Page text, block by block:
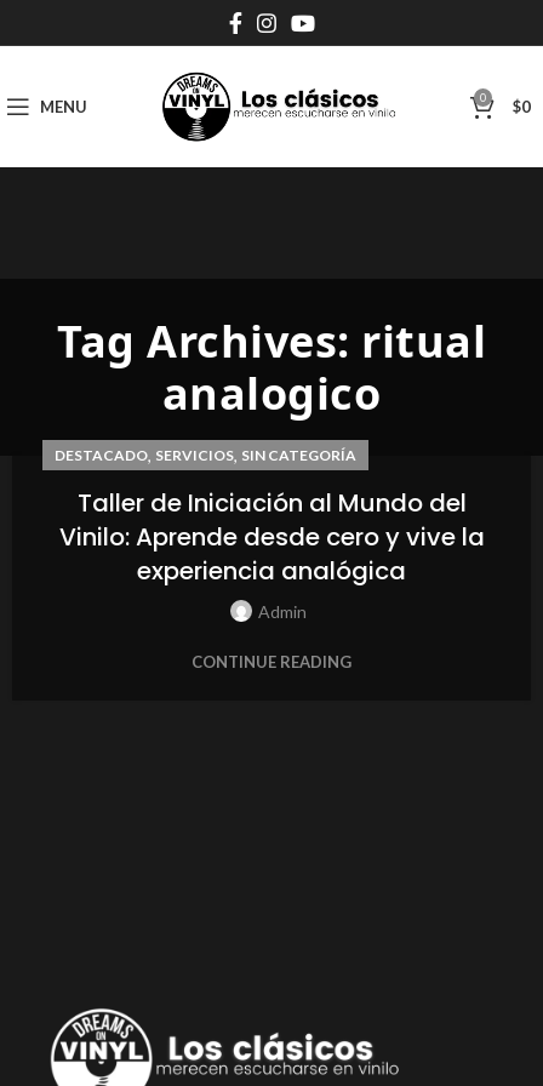
MENU 0 $0
Tag Archives: ritual
analogico
DESTACADO, SERVICIOS, SIN CATEGORÍA
Taller de Iniciación al Mundo del
Vinilo: Aprende desde cero y vive la
experiencia analógica
Admin
CONTINUE READING